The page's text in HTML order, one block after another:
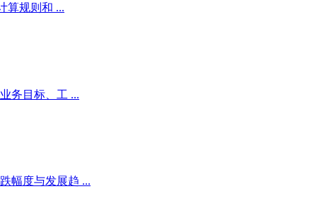
算规则和 ...
务目标、工 ...
幅度与发展趋 ...